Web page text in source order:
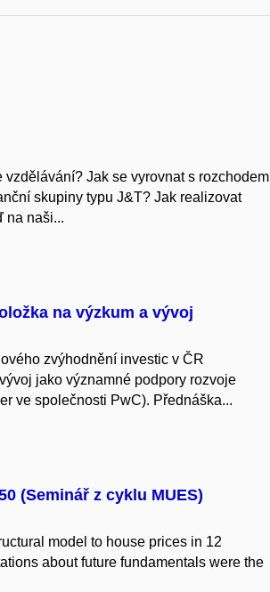
Jak se vyrovnat s rozchodem
skupiny typu J&T? Jak realizovat
na naši...
na výzkum a vývoj
zvýhodnění investic v ČR
jako významné podpory rozvoje
ve společnosti PwC). Přednáška...
(Seminář z cyklu MUES)
model to house prices in 12
about future fundamentals were the